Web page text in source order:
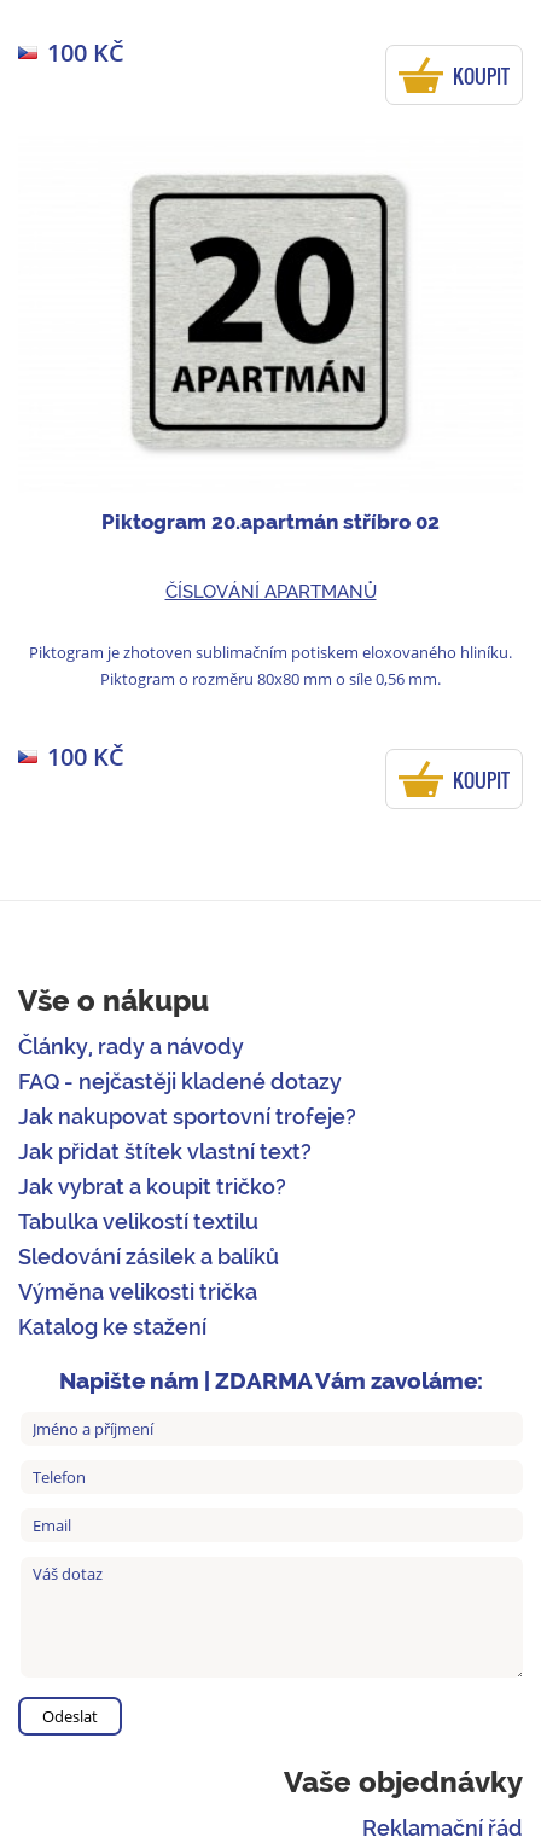
100 KČ
KOUPIT
Piktogram 20.apartmán stříbro 02
ČÍSLOVÁNÍ APARTMANŮ
Piktogram je zhotoven sublimačním potiskem eloxovaného hliníku.
Piktogram o rozměru 80x80 mm o síle 0,56 mm.
100 KČ
KOUPIT
Vše o nákupu
Články, rady a návody
FAQ - nejčastěji kladené dotazy
Jak nakupovat sportovní trofeje?
Jak přidat štítek vlastní text?
Jak vybrat a koupit tričko?
Tabulka velikostí textilu
Sledování zásilek a balíků
Výměna velikosti trička
Katalog ke stažení
Napište nám | ZDARMA Vám zavoláme:
Vaše objednávky
Reklamační řád